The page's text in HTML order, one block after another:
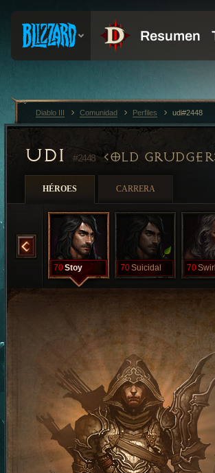
UDI #2448 OLD GRUDGER
HÉROES CARRERA
70Stoy 70Suicidal 70Swirl
Diablo III Comunidad Perfiles udi#2448